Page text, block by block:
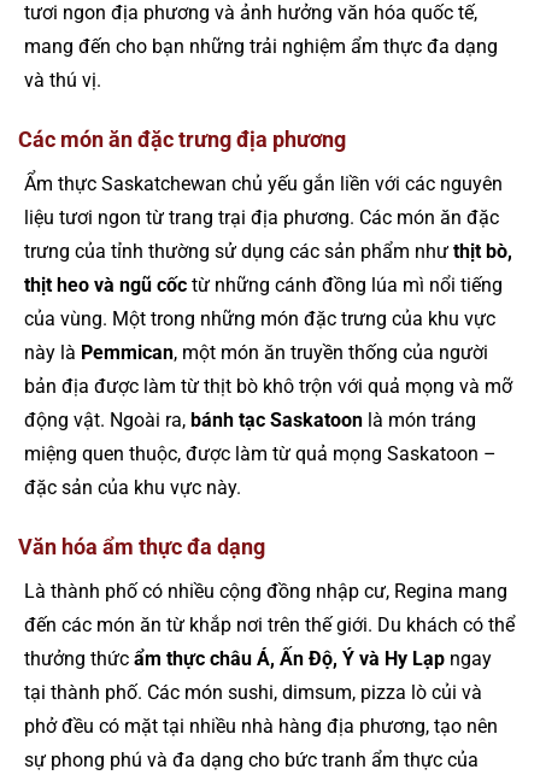
tươi ngon địa phương và ảnh hưởng văn hóa quốc tế,
mang đến cho bạn những trải nghiệm ẩm thực đa dạng
và thú vị.
Các món ăn đặc trưng địa phương
Ẩm thực Saskatchewan chủ yếu gắn liền với các nguyên
liệu tươi ngon từ trang trại địa phương. Các món ăn đặc
trưng của tỉnh thường sử dụng các sản phẩm như thịt bò,
thịt heo và ngũ cốc từ những cánh đồng lúa mì nổi tiếng
của vùng. Một trong những món đặc trưng của khu vực
này là Pemmican, một món ăn truyền thống của người
bản địa được làm từ thịt bò khô trộn với quả mọng và mỡ
động vật. Ngoài ra, bánh tạc Saskatoon là món tráng
miệng quen thuộc, được làm từ quả mọng Saskatoon –
đặc sản của khu vực này.
Văn hóa ẩm thực đa dạng
Là thành phố có nhiều cộng đồng nhập cư, Regina mang
đến các món ăn từ khắp nơi trên thế giới. Du khách có thể
thưởng thức ẩm thực châu Á, Ấn Độ, Ý và Hy Lạp ngay
tại thành phố. Các món sushi, dimsum, pizza lò củi và
phở đều có mặt tại nhiều nhà hàng địa phương, tạo nên
sự phong phú và đa dạng cho bức tranh ẩm thực của